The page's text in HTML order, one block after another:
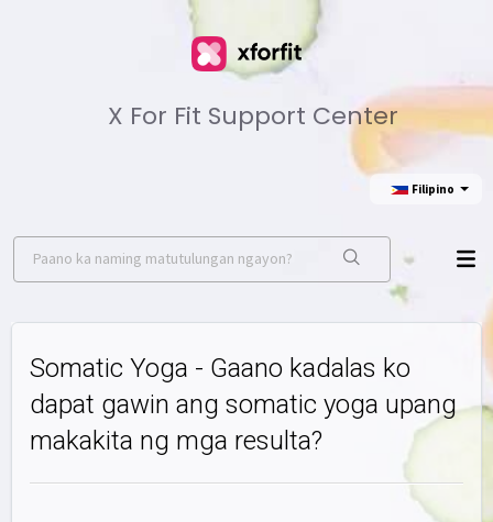
X For Fit Support Center
Filipino
Somatic Yoga - Gaano kadalas ko
dapat gawin ang somatic yoga upang
makakita ng mga resulta?